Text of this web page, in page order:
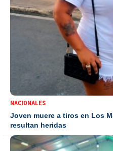
NACIONALES
Joven muere a tiros en Los
resultan heridas